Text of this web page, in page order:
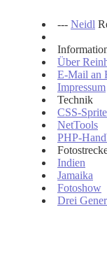
--- Neidl
Über
E-Mail an
Impressum
Technik
CSS-
NetTools
PHP-
Indien
Jamaika
Fotoshow
Drei